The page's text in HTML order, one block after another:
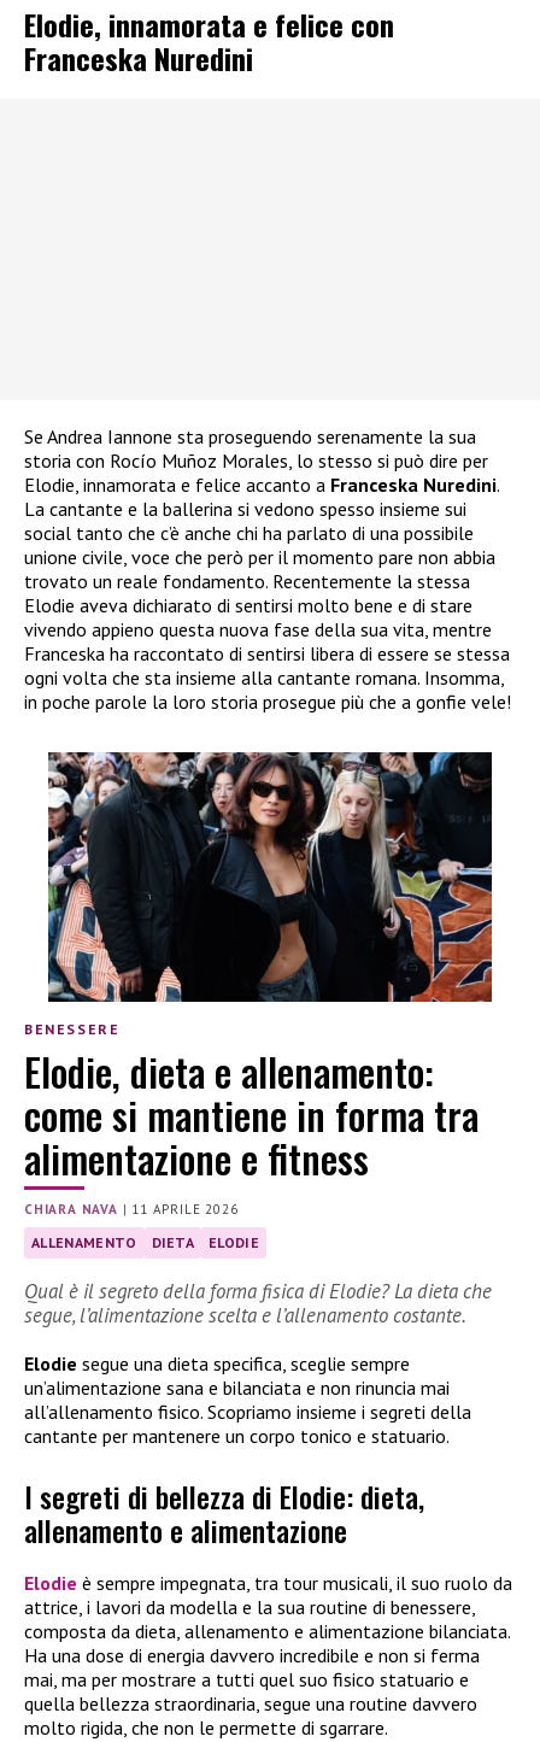
Elodie, innamorata e felice con
Franceska Nuredini
Se Andrea Iannone sta proseguendo serenamente la sua
storia con Rocío Muñoz Morales, lo stesso si può dire per
Elodie, innamorata e felice accanto a Franceska Nuredini.
La cantante e la ballerina si vedono spesso insieme sui
social tanto che c’è anche chi ha parlato di una possibile
unione civile, voce che però per il momento pare non abbia
trovato un reale fondamento. Recentemente la stessa
Elodie aveva dichiarato di sentirsi molto bene e di stare
vivendo appieno questa nuova fase della sua vita, mentre
Franceska ha raccontato di sentirsi libera di essere se stessa
ogni volta che sta insieme alla cantante romana. Insomma,
in poche parole la loro storia prosegue più che a gonfie vele!
BENESSERE
Elodie, dieta e allenamento:
come si mantiene in forma tra
alimentazione e fitness
CHIARA NAVA | 11 APRILE 2026
ALLENAMENTO DIETA ELODIE
Qual è il segreto della forma fisica di Elodie? La dieta che
segue, l’alimentazione scelta e l’allenamento costante.
Elodie segue una dieta specifica, sceglie sempre
un’alimentazione sana e bilanciata e non rinuncia mai
all’allenamento fisico. Scopriamo insieme i segreti della
cantante per mantenere un corpo tonico e statuario.
I segreti di bellezza di Elodie: dieta,
allenamento e alimentazione
Elodie è sempre impegnata, tra tour musicali, il suo ruolo da
attrice, i lavori da modella e la sua routine di benessere,
composta da dieta, allenamento e alimentazione bilanciata.
Ha una dose di energia davvero incredibile e non si ferma
mai, ma per mostrare a tutti quel suo fisico statuario e
quella bellezza straordinaria, segue una routine davvero
molto rigida, che non le permette di sgarrare.